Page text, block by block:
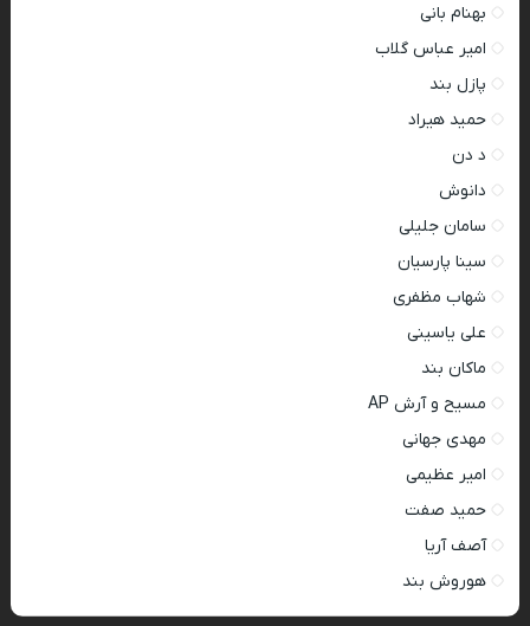
بهنام بانی
امیر عباس گلاب
پازل بند
حمید هیراد
د دن
دانوش
سامان جلیلی
سینا پارسیان
شهاب مظفری
علی یاسینی
ماکان بند
مسیح و آرش AP
مهدی جهانی
امیر عظیمی
حمید صفت
آصف آریا
هوروش بند